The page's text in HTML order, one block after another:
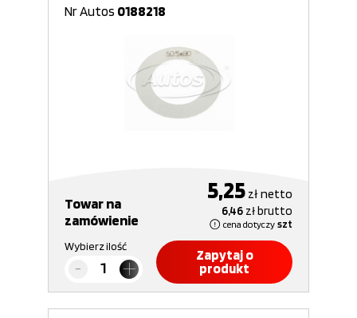
Nr Autos 0188218
Towar na
zamówienie
5,25 złnetto
6,46 złbrutto
cena dotyczy szt
Wybierz ilość
Zapytaj o
produkt